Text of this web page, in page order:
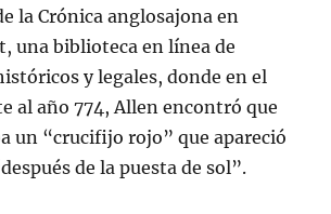
la Crónica anglosajona en
una biblioteca en línea de
y legales, donde en el
al año 774, Allen encontró que
un “crucifijo rojo” que apareció
de la puesta de sol”.